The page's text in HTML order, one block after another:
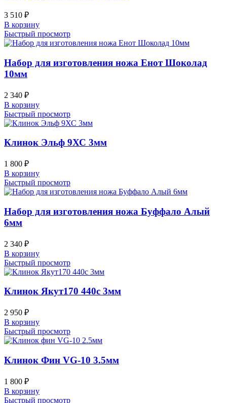
3 510 ₽
В корзину
Быстрый просмотр
Набор для изготовления ножа Енот Шоколад
10мм
2 340 ₽
В корзину
Быстрый просмотр
Клинок Эльф 9ХС 3мм
1 800 ₽
В корзину
Быстрый просмотр
Набор для изготовления ножа Буффало Алый
6мм
2 340 ₽
В корзину
Быстрый просмотр
Клинок Якут170 440c 3мм
2 950 ₽
В корзину
Быстрый просмотр
Клинок Фин VG-10 3.5мм
1 800 ₽
В корзину
Быстрый просмотр